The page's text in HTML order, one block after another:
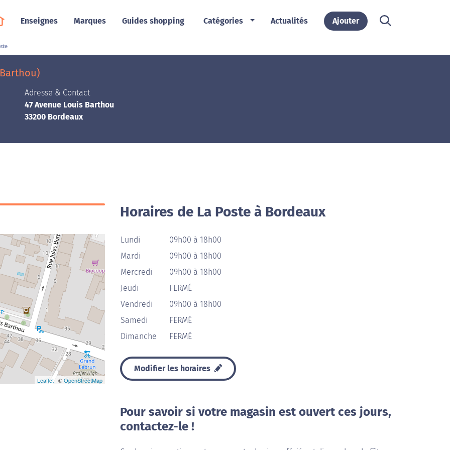
Enseignes Marques Guides shopping Catégories Actualités Ajouter
Adresse & Contact
47 Avenue Louis Barthou
33200 Bordeaux
Leaflet | ©OpenStreetMap
Horaires de La Poste à Bordeaux
Lundi
09h00 à 18h00
Mardi
09h00 à 18h00
Mercredi
09h00 à 18h00
Jeudi
FERMÉ
Vendredi
09h00 à 18h00
Samedi
FERMÉ
Dimanche
FERMÉ
Modifier les horaires
Pour savoir si votre magasin est ouvert ces jours,
contactez-le !